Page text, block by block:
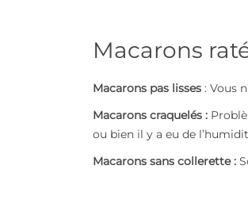
Macarons
Macarons pas lisses : Vous
Macarons craquelés :
ou bien il y a eu de
Macarons sans collerette :